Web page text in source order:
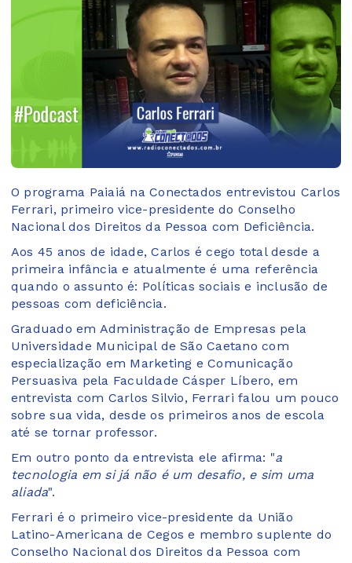
O programa Paiaiá na Conectados entrevistou Carlos
Ferrari, primeiro vice-presidente do Conselho
Nacional dos Direitos da Pessoa com Deficiência.
Aos 45 anos de idade, Carlos é cego total desde a
primeira infância e atualmente é uma referência
quando o assunto é: Políticas sociais e inclusão de
pessoas com deficiência.
Graduado em Administração de Empresas pela
Universidade Municipal de São Caetano com
especialização em Marketing e Comunicação
Persuasiva pela Faculdade Cásper Líbero, em
entrevista com Carlos Silvio, Ferrari falou um pouco
sobre sua vida, desde os primeiros anos de escola
até se tornar professor.
Em outro ponto da entrevista ele afirma: "a
tecnologia em si já não é um desafio, e sim uma
aliada".
Ferrari é o primeiro vice-presidente da União
Latino-Americana de Cegos e membro suplente do
Conselho Nacional dos Direitos da Pessoa com